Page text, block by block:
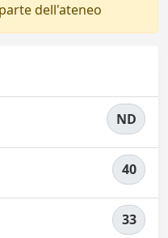
dell'ateneo
ND
40
33